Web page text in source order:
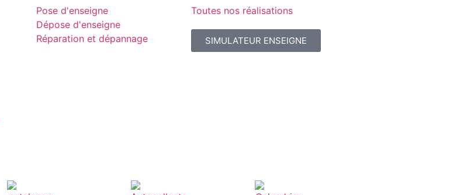
Pose d'enseigne
Dépose d'enseigne
Réparation et dépannage
Toutes nos réalisations
SIMULATEUR ENSEIGNE